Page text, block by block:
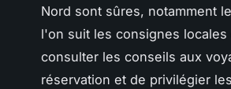
Nord sont sûres, notamment
l'on suit les consignes
consulter les conseils aux
réservation et de privilégier